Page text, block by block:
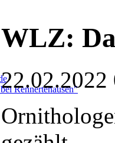
Rennertehausen"
WLZ:
22.02.2022